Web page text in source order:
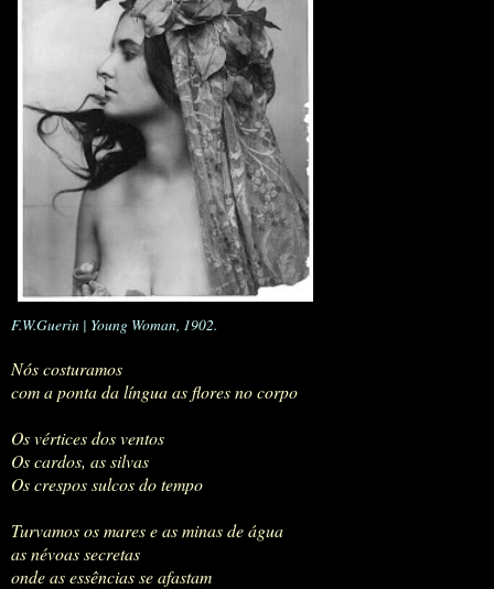
F.W.Guerin | Young Woman, 1902.
Nós costuramos
com a ponta da línguaas flores no corpo
Os vértices dos ventos
Os cardos, as silvas
Os crespos sulcos do tempo
Turvamos os mares e as minas de água
as névoas secretas
onde as essências se afastam